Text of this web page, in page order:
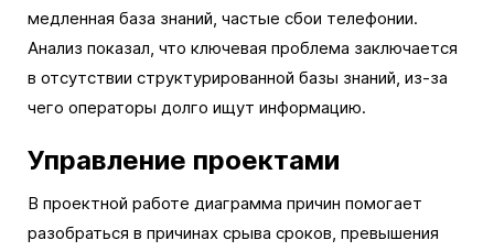
медленная база знаний, частые сбои телефонии.
Анализ показал, что ключевая проблема заключается
в отсутствии структурированной базы знаний, из-за
чего операторы долго ищут информацию.
Управление проектами
В проектной работе диаграмма причин помогает
разобраться в причинах срыва сроков, превышения